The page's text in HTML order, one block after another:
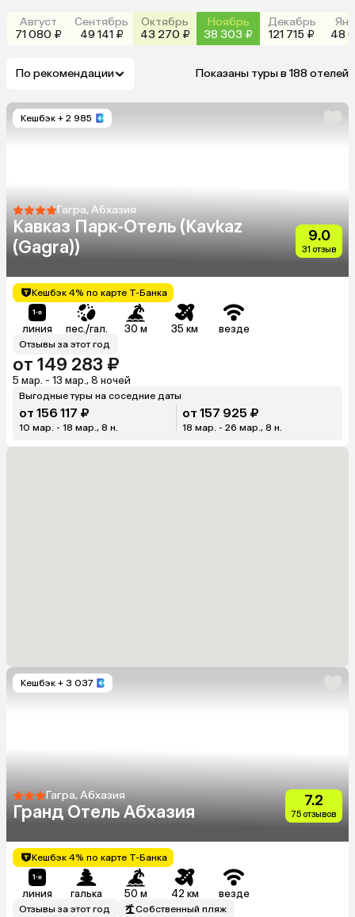
Август
71 080 ₽
Сентябрь
49 141 ₽
Октябрь
43 270 ₽
Ноябрь
38 303 ₽
Декабрь
121 715 ₽
48
По рекомендации Показаны туры в 188 отелей
Кешбэк + 2 985
Гагра, Абхазия
Кавказ Парк-Отель (Kavkaz
(Gagra))
9.0
31 отзыв
Кешбэк 4% по карте Т-Банка
линия пес./гал. 30 м 35 км везде
Отзывы за этот год
от 149 283 ₽
5 мар. - 13 мар., 8 ночей
Выгодные туры на соседние даты
от 156 117 ₽
10 мар. - 18 мар., 8 н.
от 157 925 ₽
18 мар. - 26 мар., 8 н.
Кешбэк + 3 037
Гагра, Абхазия
Гранд Отель Абхазия
7.2
75 отзывов
Кешбэк 4% по карте Т-Банка
линия галька 50 м 42 км везде
Отзывы за этот год Собственный пляж